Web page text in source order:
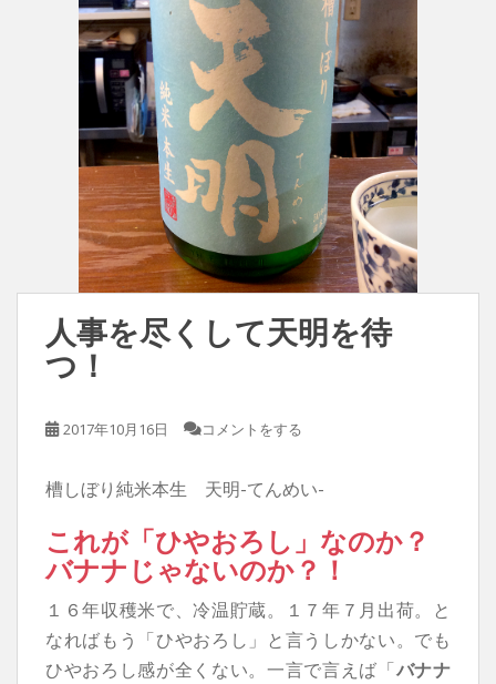
人事を尽くして天明を待
つ！
2017年10月16日 コメントをする
槽しぼり純米本生 天明-てんめい-
これが「ひやおろし」なのか？
バナナじゃないのか？！
１６年収穫米で、冷温貯蔵。１７年７月出荷。と
なればもう「ひやおろし」と言うしかない。でも
ひやおろし感が全くない。一言で言えば「バナナ